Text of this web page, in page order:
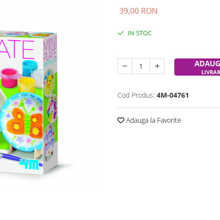
39,00 RON
IN STOC
Cod Produs: 4M-04761
Adauga la Favorite